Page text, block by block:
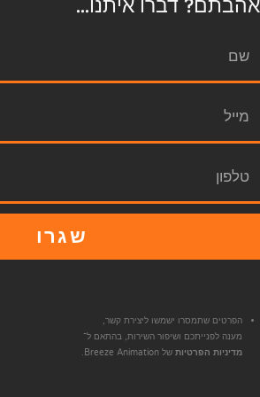
שגרו
הפרטים שתמסרו ישמשו ליצירת קשר,
מענה לפנייתכם ושיפור השירות, בהתאם ל־
מדיניות הפרטיות של Breeze Animation.